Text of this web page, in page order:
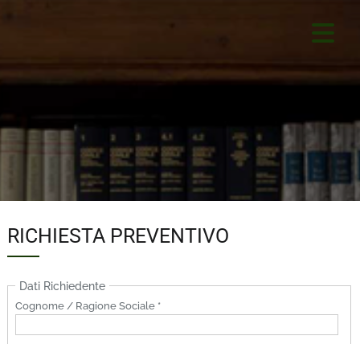
RICHIESTA PREVENTIVO
Dati Richiedente
Cognome / Ragione Sociale *